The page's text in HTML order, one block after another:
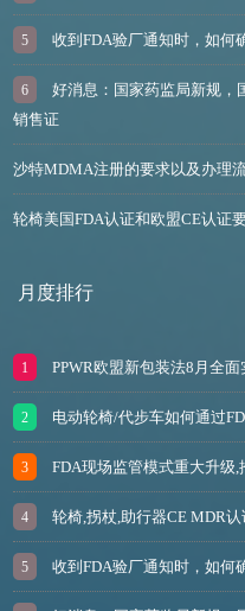
收到FDA验厂通知时，如何
好消息：国家药监局新规，
销售证
沙特MDMA注册的要求以及办理
轮椅美国FDA认证和欧盟CE认证
月度排行
PPWR欧盟新包装法8月全
电动轮椅/代步车如何通过
FDA现场监管模式重大升级,
轮椅,拐杖,助行器CE MDR
收到FDA验厂通知时，如何